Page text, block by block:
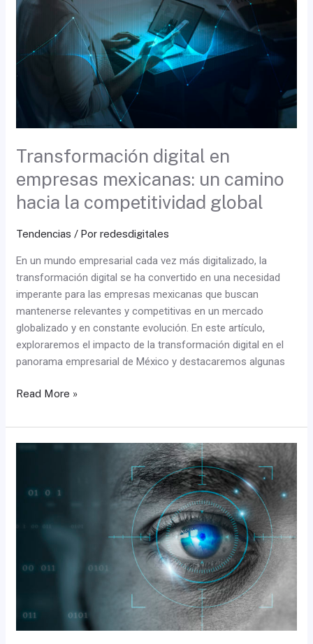
Transformación digital en
empresas mexicanas: un camino
hacia la competitividad global
Tendencias / Porredesdigitales
En un mundo empresarial cada vez más digitalizado, la
transformación digital se ha convertido en una necesidad
imperante para las empresas mexicanas que buscan
mantenerse relevantes y competitivas en un mercado
globalizado y en constante evolución. En este artículo,
exploraremos el impacto de la transformación digital en el
panorama empresarial de México y destacaremos algunas
en
empresas
mexicanas:
un
camino
competitividad
Read More »
de
Consejos